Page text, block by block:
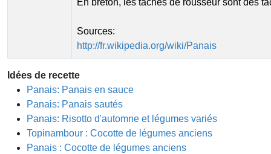
En breton, les taches de rousseur sont des
Sources:
http://fr.wikipedia.org/wiki/Panais
Idées de recette
Panais: Panais en sauce
Panais: Panais sautés
Panais: Risotto d'automne et légumes variés
Topinambour : Cocotte de légumes anciens
Panais : Cocotte de légumes anciens